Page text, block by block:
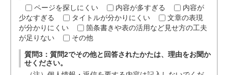
ページを探しにくい
内容が多すぎる
内容が
少なすぎる
タイトルが分かりにくい
文章の表現
が分かりにくい
箇条書きや表の活用など見せ方の工夫
が足りない
その他
質問3：質問2でその他と回答されたかたは、理由をお聞か
せください。